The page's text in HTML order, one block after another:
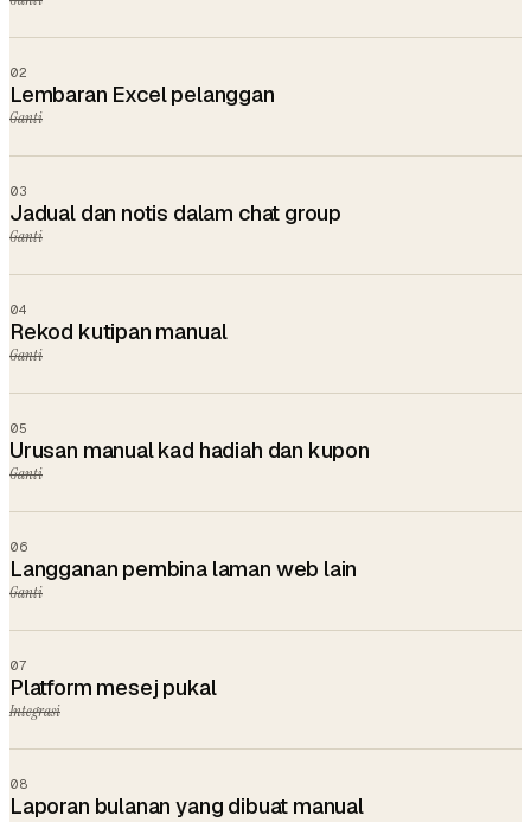
02
Lembaran Excel pelanggan
Ganti
03
Jadual dan notis dalam chat group
Ganti
04
Rekod kutipan manual
Ganti
05
Urusan manual kad hadiah dan kupon
Ganti
06
Langganan pembina laman web lain
Ganti
07
Platform mesej pukal
Integrasi
08
Laporan bulanan yang dibuat manual